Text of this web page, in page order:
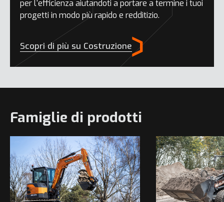
per l'efficienza aiutandoti a portare a termine i tuoi
progetti in modo più rapido e redditizio.
Scopri di più su Costruzione
Famiglie di prodotti